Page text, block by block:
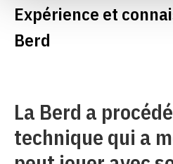
Expérience et
Berd
La Berd a
technique qui a